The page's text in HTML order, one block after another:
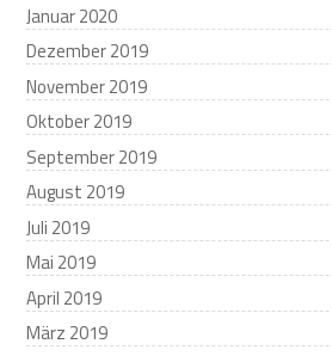
Januar 2020
Dezember 2019
November 2019
Oktober 2019
September 2019
August 2019
Juli 2019
Mai 2019
April 2019
März 2019